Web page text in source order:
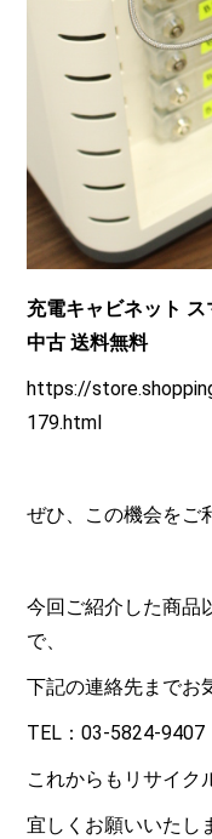
充電キャビネット
中古 送料無料
https://
179.html
ぜひ、この機会をご
今回ご紹介した商品
で、
下記の連絡先までお
TEL：03-5824-9407
これからもリサイク
宜しくお願いいたし